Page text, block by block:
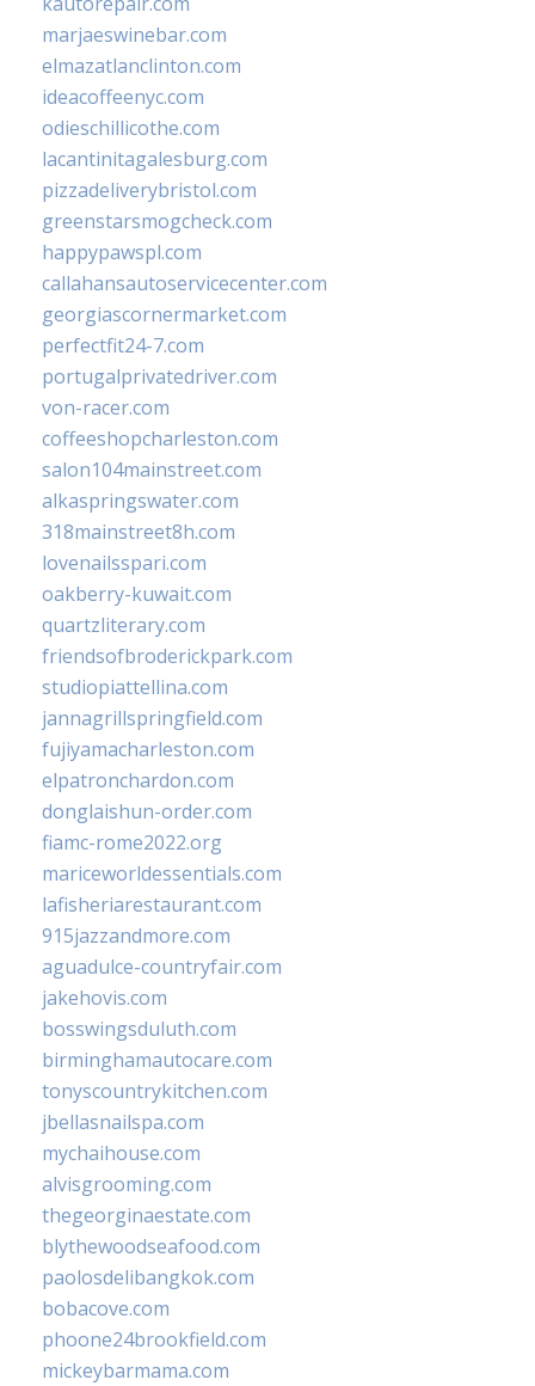
marjaeswinebar.com
elmazatlanclinton.com
ideacoffeenyc.com
odieschillicothe.com
lacantinitagalesburg.com
pizzadeliverybristol.com
greenstarsmogcheck.com
happypawspl.com
callahansautoservicecenter.com
georgiascornermarket.com
perfectfit24-7.com
portugalprivatedriver.com
von-racer.com
coffeeshopcharleston.com
salon104mainstreet.com
alkaspringswater.com
318mainstreet8h.com
lovenailsspari.com
oakberry-kuwait.com
quartzliterary.com
friendsofbroderickpark.com
studiopiattellina.com
jannagrillspringfield.com
fujiyamacharleston.com
elpatronchardon.com
donglaishun-order.com
fiamc-rome2022.org
mariceworldessentials.com
lafisheriarestaurant.com
915jazzandmore.com
aguadulce-countryfair.com
jakehovis.com
bosswingsduluth.com
birminghamautocare.com
tonyscountrykitchen.com
jbellasnailspa.com
mychaihouse.com
alvisgrooming.com
thegeorginaestate.com
blythewoodseafood.com
paolosdelibangkok.com
bobacove.com
phoone24brookfield.com
mickeybarmama.com